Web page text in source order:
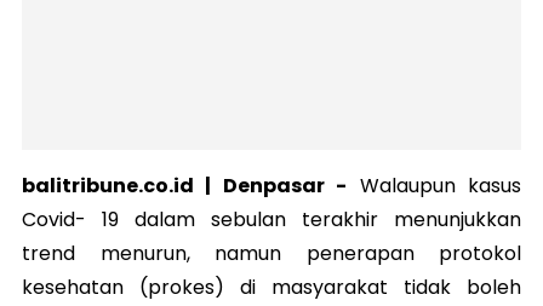
balitribune.co.id | Denpasar - Walaupun kasus
Covid- 19 dalam sebulan terakhir menunjukkan
trend menurun, namun penerapan protokol
kesehatan (prokes) di masyarakat tidak boleh